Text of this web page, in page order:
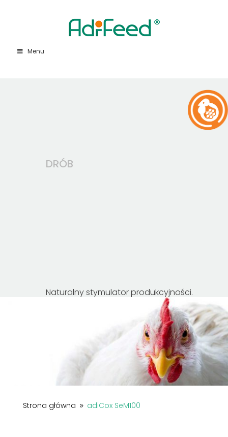
Menu
DRÓB
Naturalny stymulator produkcyjności.
Strona główna 9 adiCox SeM100